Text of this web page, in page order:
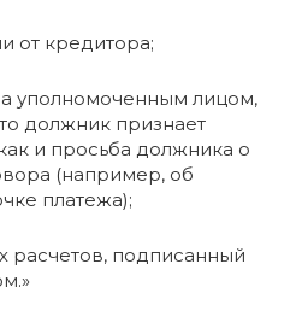
от кредитора;
уполномоченным лицом,
должник признает
и просьба должника о
(например, об
платежа);
расчетов, подписанный